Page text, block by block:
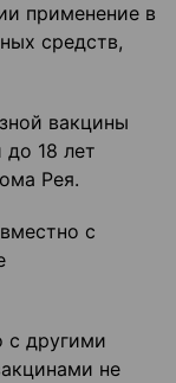
применение в
средств,
вакцины
18 лет
Рея.
с
с другими
не